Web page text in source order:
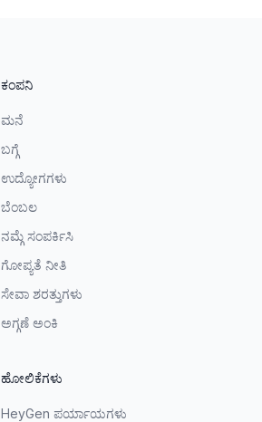
ಕಂಪನಿ
ಮನೆ
ಬಗ್ಗೆ
ಉದ್ಯೋಗಗಳು
ಬೆಂಬಲ
ನಮ್ಗೆ ಸಂಪರ್ಕಿಸಿ
ಗೋಪ್ಯತೆ ನೀತಿ
ಸೇವಾ ಶರತ್ತುಗಳು
ಅಗ್ಗಣೆ ಅಂಕಿ
ಹೋಲಿಕೆಗಳು
HeyGen ಪರ್ಯಾಯಗಳು